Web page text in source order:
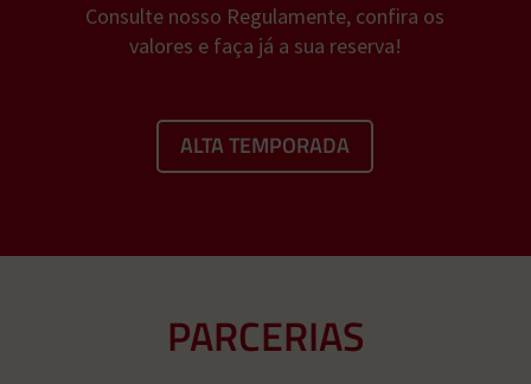
Consulte nosso Regulamente, confira os
valores e faça já a sua reserva!
ALTA TEMPORADA
PARCERIAS